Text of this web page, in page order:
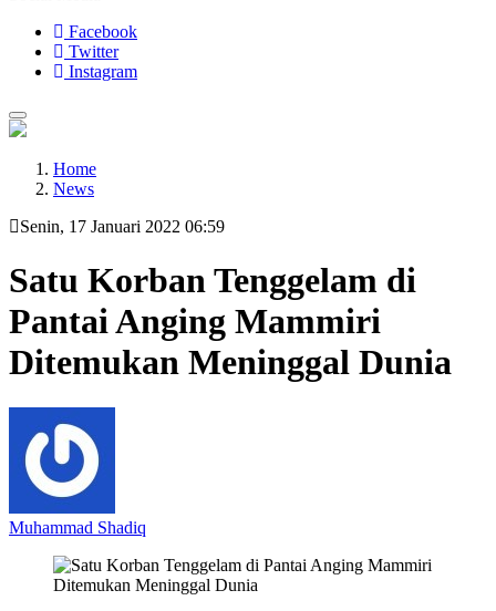
Facebook
Twitter
Instagram
Home
News
Senin, 17 Januari 2022 06:59
Satu Korban Tenggelam di
Pantai Anging Mammiri
Ditemukan Meninggal Dunia
Muhammad Shadiq